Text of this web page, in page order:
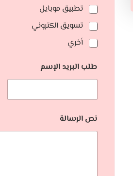
تطبيق موبايل
تسويق الكتروني
أخري
طلب البريد الإسم
نص الرسالة